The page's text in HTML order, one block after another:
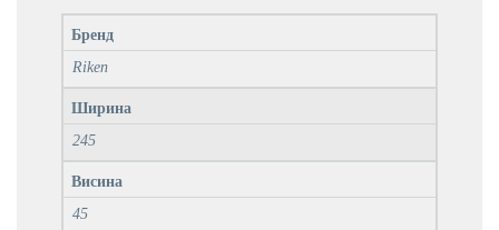
Бренд
Riken
Ширина
245
Висина
45